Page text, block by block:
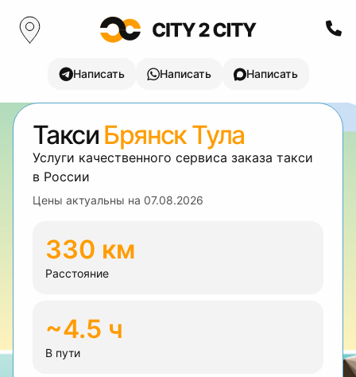
Написать Написать Написать
Такси Брянск Тула
Услуги качественного сервиса заказа такси
в России
Цены актуальны на 07.08.2026
330 км
Расстояние
~4.5 ч
В пути